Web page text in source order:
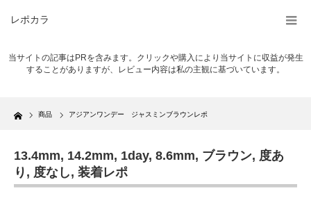
レポカラ
当サイトの記事はPRを含みます。クリックや購入により当サイトに収益が発生
することがありますが、レビュー内容は私の主観に基づいています。
Home 商品 アジアンワンデー ジャスミンブラウンレポ
13.4mm, 14.2mm, 1day, 8.6mm, ブラウン, 度あ
り , 度なし, 装着レポ